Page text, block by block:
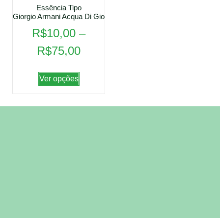
Essência Tipo
Giorgio Armani Acqua Di Gio
R$10,00 –
R$75,00
Ver opções